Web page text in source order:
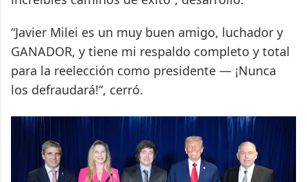
“Javier Milei es un muy buen amigo, luchador y
GANADOR, y tiene mi respaldo completo y total
para la reelección como presidente — ¡Nunca
los defraudará!“, cerró.